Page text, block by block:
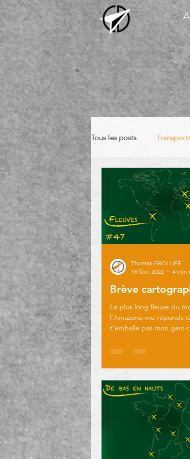
Tous les posts
Brève
Le plus long fleuve du
l’Amazone me réponds
t’emballe pas mon gars
Thomas GROLLIER
18 févr. 2022
4 min